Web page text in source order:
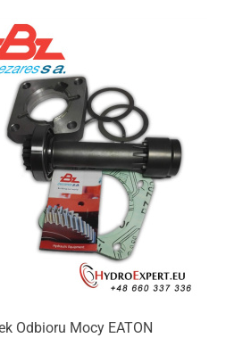
Odbioru Mocy EATON